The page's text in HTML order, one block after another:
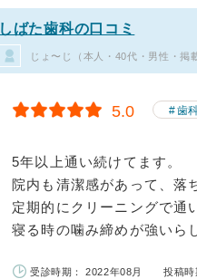
しばた歯科の口コミ
じょ〜じ（本人・40代・男性・掲
5.0 歯
5年以上通い続けてます。
院内も清潔感があって、落
定期的にクリーニングで通
寝る時の噛み締めが強いら
受診時期： 2022年08月 投稿時